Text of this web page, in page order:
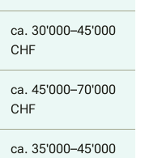
ca. 30'000–45'000
CHF
ca. 45'000–70'000
CHF
ca. 35'000–45'000